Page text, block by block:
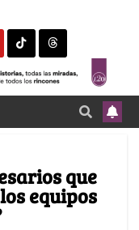
que
equipos